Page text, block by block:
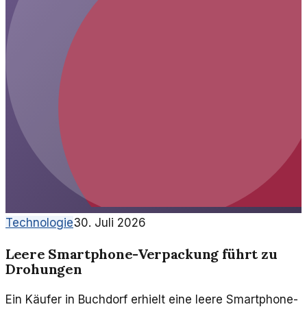
Technologie30. Juli 2026
Leere Smartphone-Verpackung führt zu
Drohungen
Ein Käufer in Buchdorf erhielt eine leere Smartphone-